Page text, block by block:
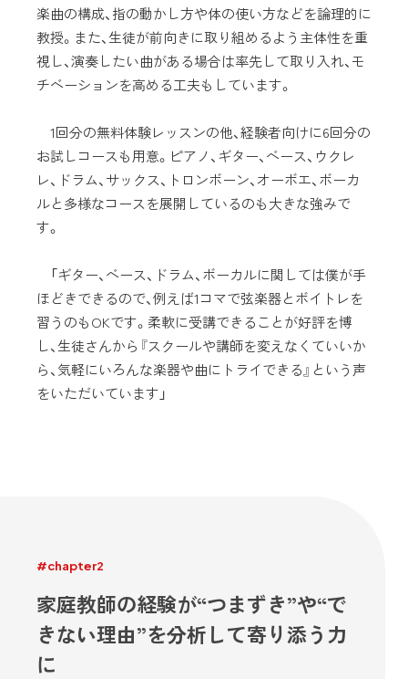
楽曲の構成、指の動かし方や体の使い方などを論理的に
教授。また、生徒が前向きに取り組めるよう主体性を重
視し、演奏したい曲がある場合は率先して取り入れ、モ
チベーションを高める工夫もしています。
1回分の無料体験レッスンの他、経験者向けに6回分の
お試しコースも用意。ピアノ、ギター、ベース、ウクレ
レ、ドラム、サックス、トロンボーン、オーボエ、ボーカ
ルと多様なコースを展開しているのも大きな強みで
す。
「ギター、ベース、ドラム、ボーカルに関しては僕が手
ほどきできるので、例えば1コマで弦楽器とボイトレを
習うのもOKです。柔軟に受講できることが好評を博
し、生徒さんから『スクールや講師を変えなくていいか
ら、気軽にいろんな楽器や曲にトライできる』という声
をいただいています」
#chapter2
家庭教師の経験が“つまずき”や“で
きない理由”を分析して寄り添う力
に